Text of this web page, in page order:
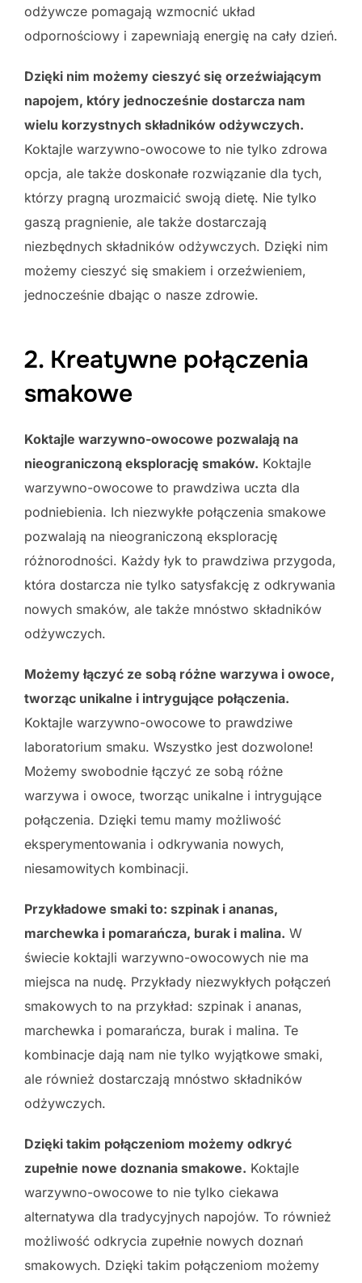
odżywcze pomagają wzmocnić układ
odpornościowy i zapewniają energię na cały dzień.
Dzięki nim możemy cieszyć się orzeźwiającym
napojem, który jednocześnie dostarcza nam
wielu korzystnych składników odżywczych.
Koktajle warzywno-owocowe to nie tylko zdrowa
opcja, ale także doskonałe rozwiązanie dla tych,
którzy pragną urozmaicić swoją dietę. Nie tylko
gaszą pragnienie, ale także dostarczają
niezbędnych składników odżywczych. Dzięki nim
możemy cieszyć się smakiem i orzeźwieniem,
jednocześnie dbając o nasze zdrowie.
2. Kreatywne połączenia
smakowe
Koktajle warzywno-owocowe pozwalają na
nieograniczoną eksplorację smaków. Koktajle
warzywno-owocowe to prawdziwa uczta dla
podniebienia. Ich niezwykłe połączenia smakowe
pozwalają na nieograniczoną eksplorację
różnorodności. Każdy łyk to prawdziwa przygoda,
która dostarcza nie tylko satysfakcję z odkrywania
nowych smaków, ale także mnóstwo składników
odżywczych.
Możemy łączyć ze sobą różne warzywa i owoce,
tworząc unikalne i intrygujące połączenia.
Koktajle warzywno-owocowe to prawdziwe
laboratorium smaku. Wszystko jest dozwolone!
Możemy swobodnie łączyć ze sobą różne
warzywa i owoce, tworząc unikalne i intrygujące
połączenia. Dzięki temu mamy możliwość
eksperymentowania i odkrywania nowych,
niesamowitych kombinacji.
Przykładowe smaki to: szpinak i ananas,
marchewka i pomarańcza, burak i malina. W
świecie koktajli warzywno-owocowych nie ma
miejsca na nudę. Przykłady niezwykłych połączeń
smakowych to na przykład: szpinak i ananas,
marchewka i pomarańcza, burak i malina. Te
kombinacje dają nam nie tylko wyjątkowe smaki,
ale również dostarczają mnóstwo składników
odżywczych.
Dzięki takim połączeniom możemy odkryć
zupełnie nowe doznania smakowe. Koktajle
warzywno-owocowe to nie tylko ciekawa
alternatywa dla tradycyjnych napojów. To również
możliwość odkrycia zupełnie nowych doznań
smakowych. Dzięki takim połączeniom możemy